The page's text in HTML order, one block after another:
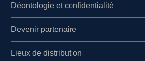
Déontologie et confidentialité
Devenir partenaire
Lieux de distribution